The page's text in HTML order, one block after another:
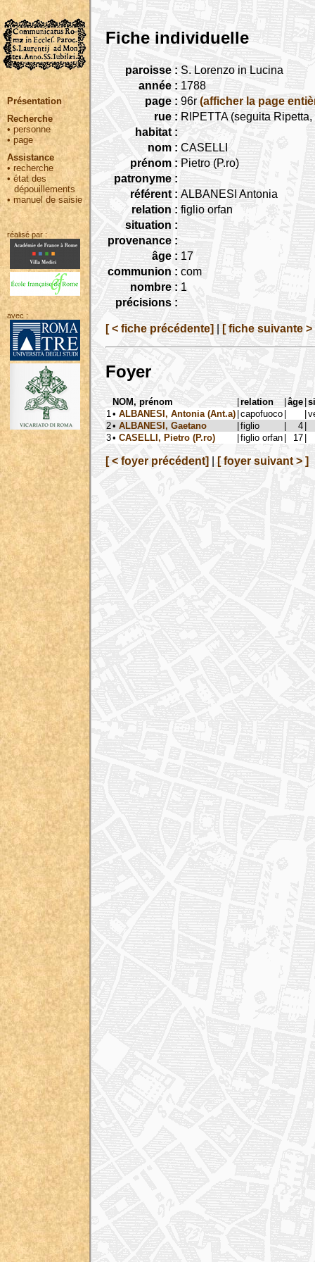
Présentation
Recherche
• personne
•page
Assistance
• recherche
•état des
dépouillements
•manuel de saisie
réalisé par :
avec :
Fiche individuelle
paroisse : S. Lorenzo in Lucina
année : 1788
page : 96r (afficher la page
rue : RIPETTA (seguita
habitat :
nom : CASELLI
prénom : Pietro (P.ro)
patronyme :
référent : ALBANESI Antonia
relation : figlio orfan
situation :
provenance :
âge : 17
communion : com
nombre : 1
précisions :
[ < fiche précédente] [ fiche suivante >
Foyer
NOM, prénom |relation |âge |
1 • ALBANESI, Antonia (Ant.a) |capofuoco | |
2• ALBANESI, Gaetano |figlio | 4 |
3• CASELLI, Pietro (P.ro) |figlio orfan | 17 |
[ < foyer précédent] [ foyer suivant > ]